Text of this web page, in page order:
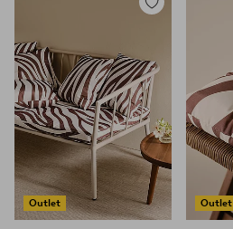
Outlet
Zu
Outlet